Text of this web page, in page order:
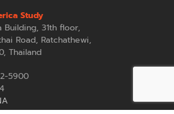
Study
Building, 31th floor,
Road, Ratchathewi,
Thailand
5900